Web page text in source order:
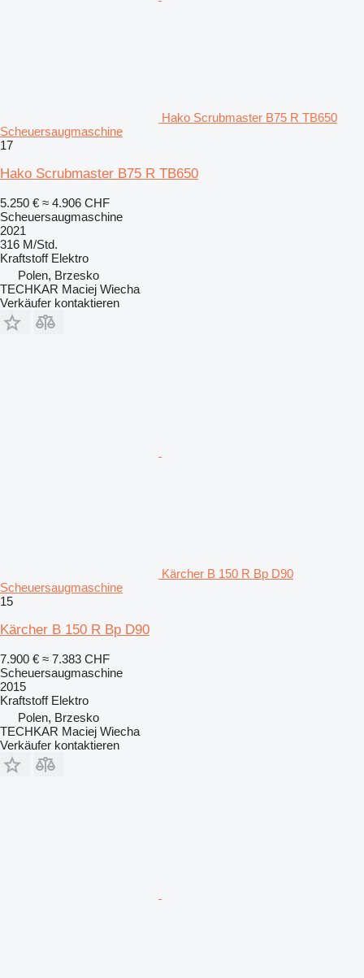
Hako Scrubmaster B75 R TB650
Scheuersaugmaschine
17
Hako Scrubmaster B75 R TB650
5.250 € ≈ 4.906 CHF
Scheuersaugmaschine
2021
316 M/Std.
Kraftstoff Elektro
Polen, Brzesko
TECHKAR Maciej Wiecha
Verkäufer kontaktieren
Kärcher B 150 R Bp D90
Scheuersaugmaschine
15
Kärcher B 150 R Bp D90
7.900 € ≈ 7.383 CHF
Scheuersaugmaschine
2015
Kraftstoff Elektro
Polen, Brzesko
TECHKAR Maciej Wiecha
Verkäufer kontaktieren